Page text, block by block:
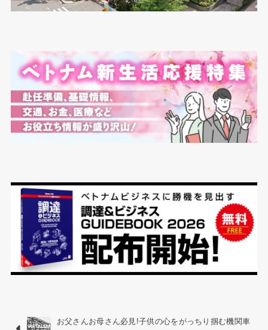
お父さんお母さん必見!子供の心をがっちり掴む機関車